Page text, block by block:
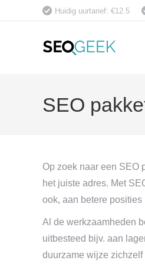
Huidig uurtarief: €12.5
SEO
Op zoek naar een SEO
het juiste adres. Met
ook, aan betere
Al de werkzaamheden
uitbesteed bijv. aan
duurzame wijze